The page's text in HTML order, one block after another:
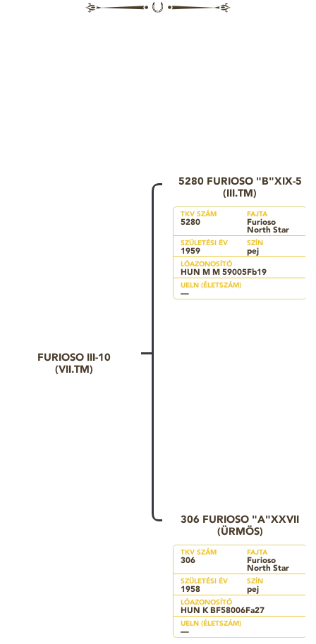
FURIOSO III-10
(VII.TM)
5280 FURIOSO "B"XIX-5
(III.TM)
TKV SZÁM
5280
FAJTA
Furioso
North Star
SZÜLETÉSI ÉV
1959
SZÍN
pej
LÓAZONOSÍTÓ
HUN M M 59005Fb19
UELN (ÉLETSZÁM)
—
306 FURIOSO "A"XXVII
(ÜRMÖS)
TKV SZÁM
306
FAJTA
Furioso
North Star
SZÜLETÉSI ÉV
1958
SZÍN
pej
LÓAZONOSÍTÓ
HUN K BF58006Fa27
UELN (ÉLETSZÁM)
—